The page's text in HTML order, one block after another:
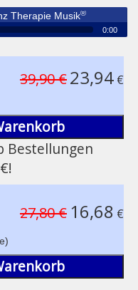
Therapie Musik®
0:00
39,90 €23,94 €
Bestellungen
27,80 € 16,68 €